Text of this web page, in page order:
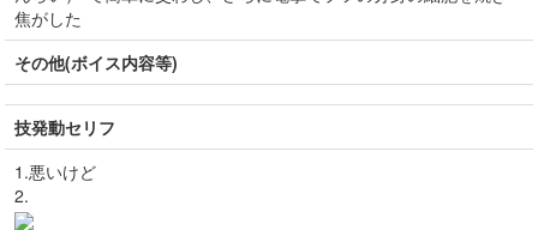
焦がした
その他(ボイス内容等)
技発動セリフ
1.悪いけど
2.